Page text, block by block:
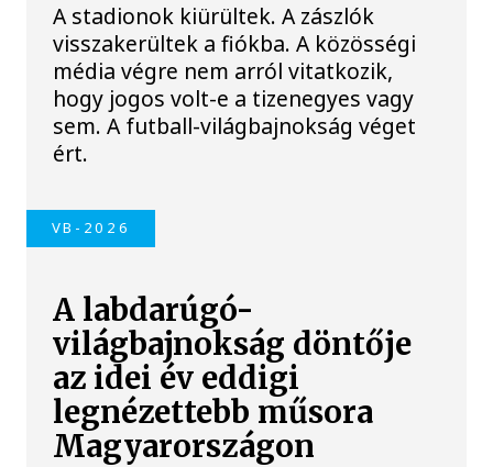
A stadionok kiürültek. A zászlók
visszakerültek a fiókba. A közösségi
média végre nem arról vitatkozik,
hogy jogos volt-e a tizenegyes vagy
sem. A futball-világbajnokság véget
ért.
VB-2026
A labdarúgó-
világbajnokság döntője
az idei év eddigi
legnézettebb műsora
Magyarországon